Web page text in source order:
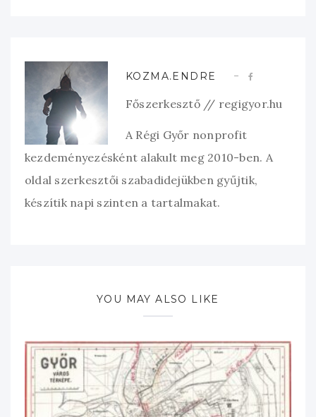
KOZMA.ENDRE
Főszerkesztő // regigyor.hu
A Régi Győr nonprofit
kezdeményezésként alakult meg 2010-ben. A
oldal szerkesztői szabadidejükben gyűjtik,
készítik napi szinten a tartalmakat.
YOU MAY ALSO LIKE